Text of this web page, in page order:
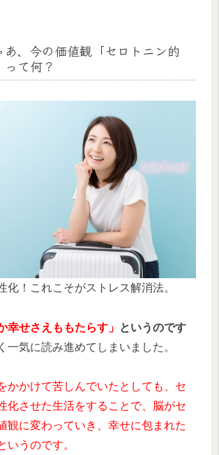
あ、今の価値観「セロトニン的
て何？
化！これこそがストレス解消法。
幸せさえももたらす」 というのです
一気に読み進めてしまいました。
かかけて苦しんでいたとしても、セ
化させた生活をすることで、脳がセ
観に変わっていき、幸せに包まれた
いうのです。